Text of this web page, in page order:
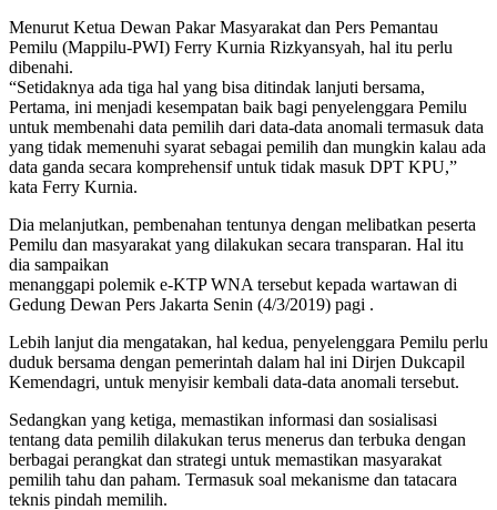
Menurut Ketua Dewan Pakar Masyarakat dan Pers Pemantau
Pemilu (Mappilu-PWI) Ferry Kurnia Rizkyansyah, hal itu perlu
dibenahi.
“Setidaknya ada tiga hal yang bisa ditindak lanjuti bersama,
Pertama, ini menjadi kesempatan baik bagi penyelenggara Pemilu
untuk membenahi data pemilih dari data-data anomali termasuk data
yang tidak memenuhi syarat sebagai pemilih dan mungkin kalau ada
data ganda secara komprehensif untuk tidak masuk DPT KPU,”
kata Ferry Kurnia.
Dia melanjutkan, pembenahan tentunya dengan melibatkan peserta
Pemilu dan masyarakat yang dilakukan secara transparan. Hal itu
dia sampaikan
menanggapi polemik e-KTP WNA tersebut kepada wartawan di
Gedung Dewan Pers Jakarta Senin (4/3/2019) pagi .
Lebih lanjut dia mengatakan, hal kedua, penyelenggara Pemilu perlu
duduk bersama dengan pemerintah dalam hal ini Dirjen Dukcapil
Kemendagri, untuk menyisir kembali data-data anomali tersebut.
Sedangkan yang ketiga, memastikan informasi dan sosialisasi
tentang data pemilih dilakukan terus menerus dan terbuka dengan
berbagai perangkat dan strategi untuk memastikan masyarakat
pemilih tahu dan paham. Termasuk soal mekanisme dan tatacara
teknis pindah memilih.